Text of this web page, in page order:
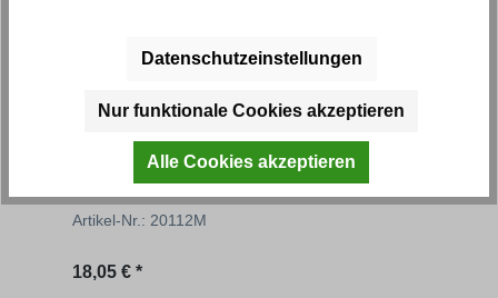
Artikel-Nr.: 20112M
18,05 € *
Datenschutzeinstellungen
Nur funktionale Cookies akzeptieren
Alle Cookies akzeptieren